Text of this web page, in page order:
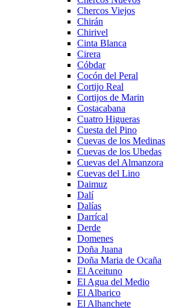
Chercos Viejos
Chirán
Chirivel
Cinta Blanca
Cirera
Cóbdar
Cocón del Peral
Cortijo Real
Cortijos de Marin
Costacabana
Cuatro Higueras
Cuesta del Pino
Cuevas de los Medinas
Cuevas de los Ubedas
Cuevas del Almanzora
Cuevas del Lino
Daimuz
Dalí
Dalías
Darrícal
Derde
Domenes
Doña Juana
Doña Maria de Ocaña
El Aceituno
El Agua del Medio
El Albarico
El Alhanchete